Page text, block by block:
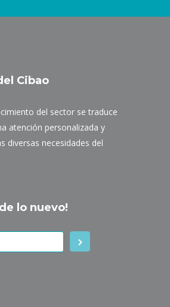
Cibao
del sector se traduce
atención personalizada y
diversas necesidades del
lo nuevo!